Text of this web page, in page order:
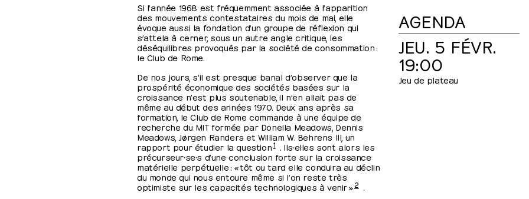
Si l’année 1968 est fréquemment associée à l’apparition
des mouvements contestataires du mois de mai, elle
évoque aussi la fondation d’un groupe de réflexion qui
s’attela à cerner, sous un autre angle critique, les
déséquilibres provoqués par la société de consommation :
le Club de Rome.
De nos jours, s’il est presque banal d’observer que la
prospérité économique des sociétés basées sur la
croissance n’est plus soutenable, il n’en allait pas de
même au début des années 1970. Deux ans après sa
formation, le Club de Rome commande à une équipe de
recherche du MIT formée par Donella Meadows, Dennis
Meadows, Jørgen Randers et William W. Behrens III, un
rapport pour étudier la question1
. Ils·elles sont alors les
précurseur·se·s d’une conclusion forte sur la croissance
matérielle perpétuelle : « tôt ou tard elle conduira au déclin
du monde qui nous entoure même si l’on reste très
optimiste sur les capacités technologiques à venir » 2
AGENDA
JEU. 5 FÉVR.
19:00
Jeu de plateau